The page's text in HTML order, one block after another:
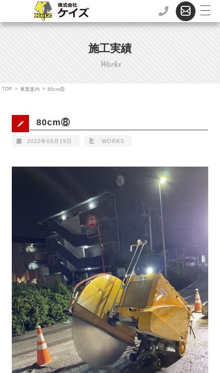
施工実績
Works
TOP > 事業案内 > 80cm⑧
80cm⑧
2022年09月19日 WORKS